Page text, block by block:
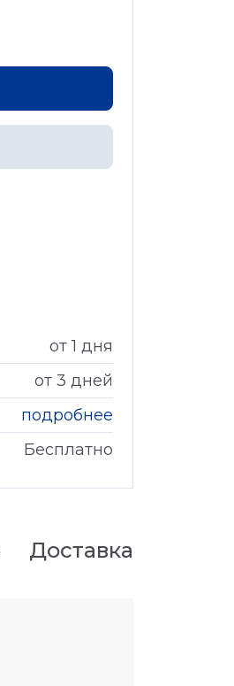
от 1 дня
от 3 дней
подробнее
Бесплатно
Доставка